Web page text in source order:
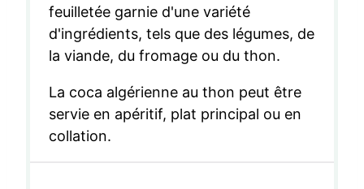
feuilletée garnie d'une variété
d'ingrédients, tels que des légumes, de
la viande, du fromage ou du thon.
La coca algérienne au thon peut être
servie en apéritif, plat principal ou en
collation.